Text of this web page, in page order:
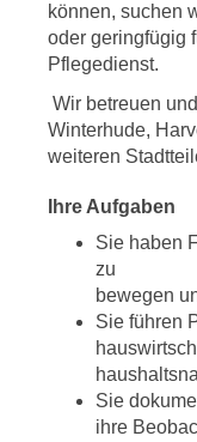
können, suchen
oder geringfügig
Pflegedienst.
Wir betreuen
Winterhude,
weiteren
Ihre Aufgaben
Sie haben
zu
bewegen
Sie führen
Sie
ihre